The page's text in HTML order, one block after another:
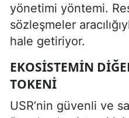
yönetimi yöntemi.
sözleşmeler
hale getiriyor.
EKOSISTEMIN
TOKENI
USR’nin güvenli ve